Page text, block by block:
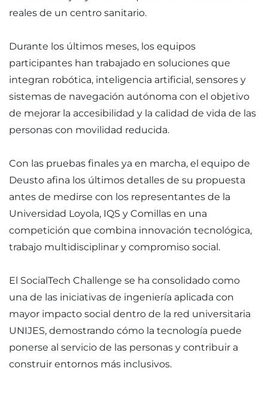
reales de un centro sanitario.
Durante los últimos meses, los equipos
participantes han trabajado en soluciones que
integran robótica, inteligencia artificial, sensores y
sistemas de navegación autónoma con el objetivo
de mejorar la accesibilidad y la calidad de vida de las
personas con movilidad reducida.
Con las pruebas finales ya en marcha, el equipo de
Deusto afina los últimos detalles de su propuesta
antes de medirse con los representantes de la
Universidad Loyola, IQS y Comillas en una
competición que combina innovación tecnológica,
trabajo multidisciplinar y compromiso social.
El SocialTech Challenge se ha consolidado como
una de las iniciativas de ingeniería aplicada con
mayor impacto social dentro de la red universitaria
UNIJES, demostrando cómo la tecnología puede
ponerse al servicio de las personas y contribuir a
construir entornos más inclusivos.